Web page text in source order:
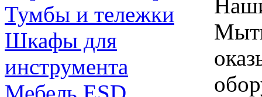
Тумбы и тележки
Шкафы для
инструмента